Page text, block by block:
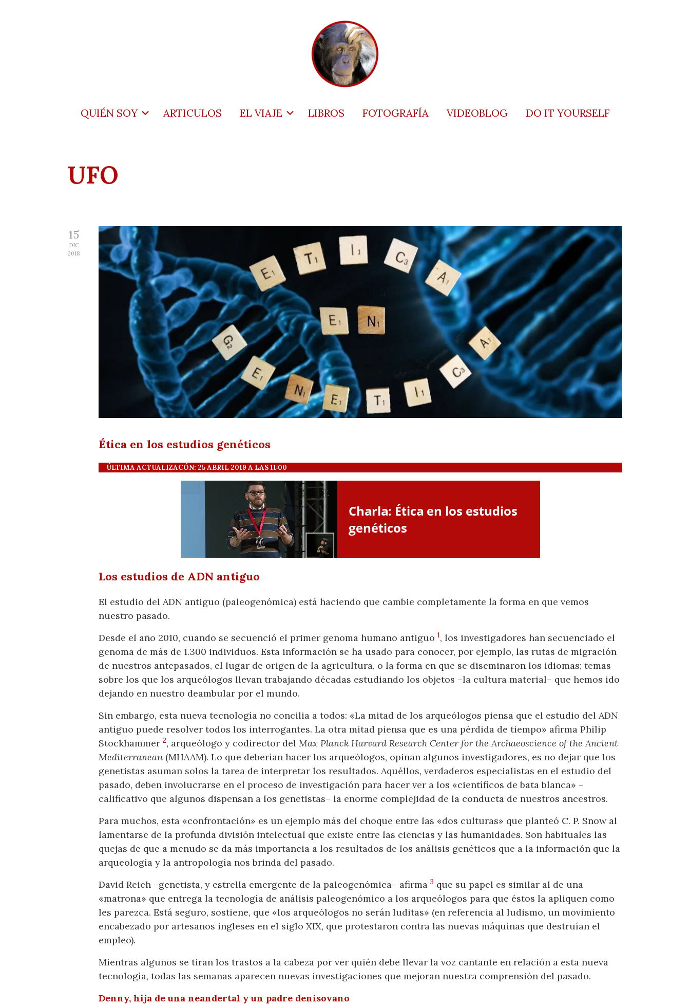
QUIÉN SOY ARTICULOS EL VIAJE LIBROS FOTOGRAFÍA VIDEOBLOG DO IT YOURSELF
UFO
15
DIC
2018
Ética en los estudios genéticos
ÚLTIMA ACTUALIZACÓN: 25 ABRIL 2019 A LAS 11:00
Los estudios de ADN antiguo
El estudio del ADN antiguo (paleogenómica) está haciendo que cambie completamente la forma en que vemos
nuestro pasado.
Desde el año 2010, cuando se secuenció el primer genoma humano antiguo 1, los investigadores han secuenciado el
genoma de más de 1.300 individuos. Esta información se ha usado para conocer, por ejemplo, las rutas de migración
de nuestros antepasados, el lugar de origen de la agricultura, o la forma en que se diseminaron los idiomas; temas
sobre los que los arqueólogos llevan trabajando décadas estudiando los objetos –la cultura material– que hemos ido
dejando en nuestro deambular por el mundo.
Sin embargo, esta nueva tecnología no concilia a todos: «La mitad de los arqueólogos piensa que el estudio del ADN
antiguo puede resolver todos los interrogantes. La otra mitad piensa que es una pérdida de tiempo» afirma Philip
Stockhammer 2, arqueólogo y codirector del Max Planck Harvard Research Center for the Archaeoscience of the Ancient
Mediterranean (MHAAM). Lo que deberían hacer los arqueólogos, opinan algunos investigadores, es no dejar que los
genetistas asuman solos la tarea de interpretar los resultados. Aquéllos, verdaderos especialistas en el estudio del
pasado, deben involucrarse en el proceso de investigación para hacer ver a los «científicos de bata blanca» –
calificativo que algunos dispensan a los genetistas– la enorme complejidad de la conducta de nuestros ancestros.
Para muchos, esta «confrontación» es un ejemplo más del choque entre las «dos culturas» que planteó C. P. Snow al
lamentarse de la profunda división intelectual que existe entre las ciencias y las humanidades. Son habituales las
quejas de que a menudo se da más importancia a los resultados de los análisis genéticos que a la información que la
arqueología y la antropología nos brinda del pasado.
David Reich –genetista, y estrella emergente de la paleogenómica– afirma 3 que su papel es similar al de una
«matrona» que entrega la tecnología de análisis paleogenómico a los arqueólogos para que éstos la apliquen como
les parezca. Está seguro, sostiene, que «los arqueólogos no serán luditas» (en referencia al ludismo, un movimiento
encabezado por artesanos ingleses en el siglo XIX, que protestaron contra las nuevas máquinas que destruían el
empleo).
Mientras algunos se tiran los trastos a la cabeza por ver quién debe llevar la voz cantante en relación a esta nueva
tecnología, todas las semanas aparecen nuevas investigaciones que mejoran nuestra comprensión del pasado.
Denny, hija de una neandertal y un padre denisovano